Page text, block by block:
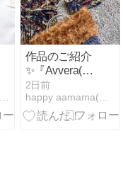
大人初心者 ハープとピアノそして投資
作品のご紹介
✨️『Avvera(ア
ッヴェーラ)』
2日前
happy aamama(ハッピーエーエーママ)／不器用さ…